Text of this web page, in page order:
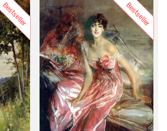
Bestseller Bestseller